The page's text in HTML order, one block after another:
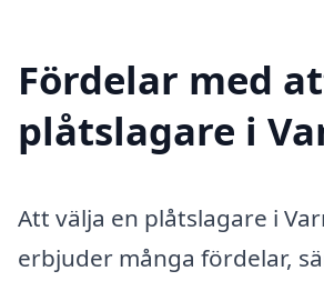
Fördelar med
plåtslagare i
Att välja en plåtslagare i
erbjuder många fördelar,